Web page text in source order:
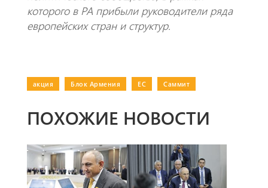
которого в РА прибыли руководители ряда
европейских стран и структур.
акция Блок Армения ЕС Саммит
ПОХОЖИЕ НОВОСТИ